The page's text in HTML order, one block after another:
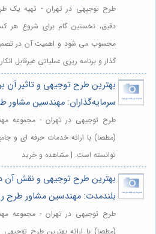
طرح توجیهی در تهران - تهیه یک
دقیق، نخستین گام برای شروع هر
محسوب می شود و اهمیت آن در
گذار و برنامه ریزی عملیاتی غیرقابل
بهترین طرح توجیهی و تاثیر آن
سرمایه‌گذاران: مهندسین
طرح توجیهی در تهران - مجموعه
(مطصا) با ارائه خدمات حرفه ای و
توانسته است. | مشاهده و خرید
بهترین طرح توجیهی و نقش آن
بلندمدت: مهندسین مشاور طرح
طرح توجیهی در تهران - مجموعه
(مطصا) با ارائه بهترین طرح